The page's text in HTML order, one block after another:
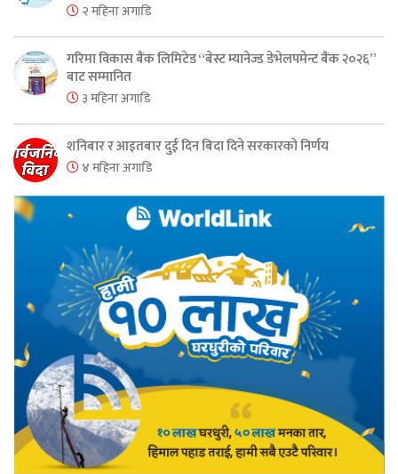
२ महिना अगाडि
गरिमा विकास बैंक लिमिटेड “बेस्ट म्यानेज्ड डेभेलपमेन्ट बैंक २०२६”
बाट सम्मानित
३ महिना अगाडि
शनिबार र आइतबार दुई दिन बिदा दिने सरकारको निर्णय
४ महिना अगाडि